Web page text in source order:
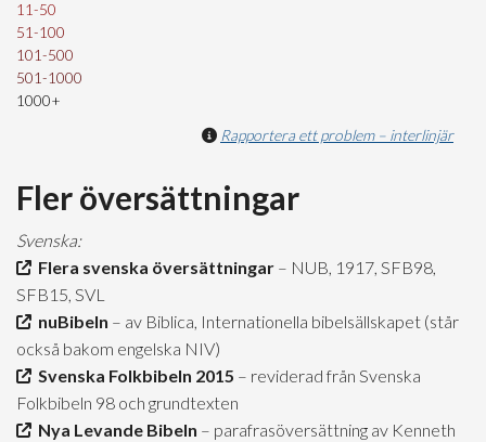
11-50
51-100
101-500
501-1000
1000+
Rapportera ett problem – interlinjär
Fler översättningar
Svenska:
Flera svenska översättningar – NUB, 1917, SFB98,
SFB15, SVL
nuBibeln – av Biblica, Internationella bibelsällskapet (står
också bakom engelska NIV)
Svenska Folkbibeln 2015 – reviderad från Svenska
Folkbibeln 98 och grundtexten
Nya Levande Bibeln – parafrasöversättning av Kenneth